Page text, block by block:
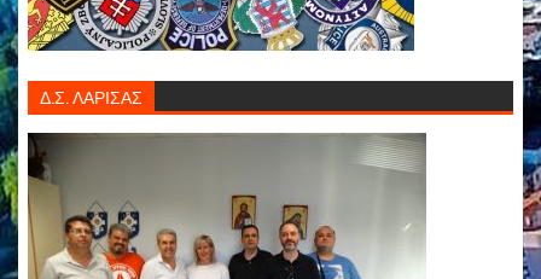
Δ.Σ. ΛΑΡΙΣΑΣ